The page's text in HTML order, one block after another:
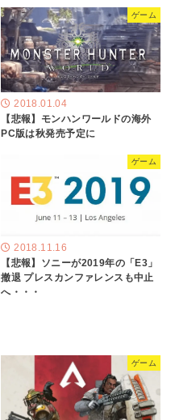
ゲーム
2018.01.04
【悲報】モンハンワールドの海外
PC版は秋発売予定に
ゲーム
2018.11.16
【悲報】ソニーが2019年の「E3」
撤退 プレスカンファレンスも中止
へ・・・
ゲーム